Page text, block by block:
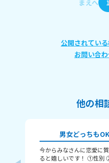
まえへ 1
公開されてい
お問い合
他の相
男女どっちも
今からみなさんに恋愛に
ると嬉しいです！ ①性別 ②好きな人はいる？ ③好